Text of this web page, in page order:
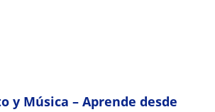
y Música – Aprende desde